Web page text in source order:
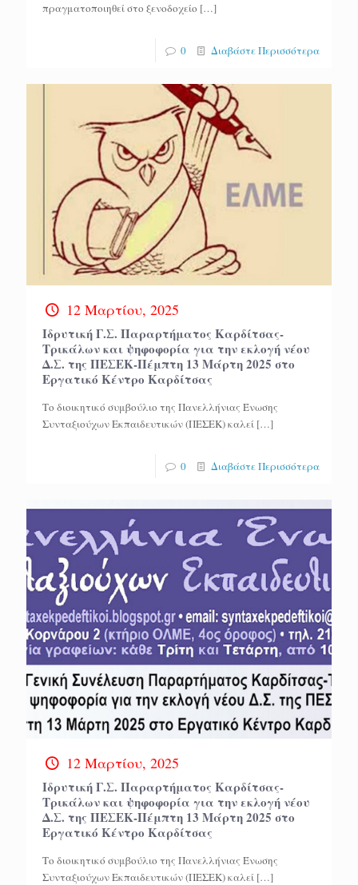
πραγματοποιηθεί στο ξενοδοχείο […]
0 Διαβάστε Περισσότερα
12 Μαρτίου, 2025
Ιδρυτική Γ.Σ. Παραρτήματος Καρδίτσας-
Τρικάλων και ψηφοφορία για την εκλογή νέου
Δ.Σ. της ΠΕΣΕΚ-Πέμπτη 13 Μάρτη 2025 στο
Εργατικό Κέντρο Καρδίτσας
Το διοικητικό συμβούλιο της Πανελλήνιας Ένωσης
Συνταξιούχων Εκπαιδευτικών (ΠΕΣΕΚ) καλεί […]
0 Διαβάστε Περισσότερα
12 Μαρτίου, 2025
Ιδρυτική Γ.Σ. Παραρτήματος Καρδίτσας-
Τρικάλων και ψηφοφορία για την εκλογή νέου
Δ.Σ. της ΠΕΣΕΚ-Πέμπτη 13 Μάρτη 2025 στο
Εργατικό Κέντρο Καρδίτσας
Το διοικητικό συμβούλιο της Πανελλήνιας Ένωσης
Συνταξιούχων Εκπαιδευτικών (ΠΕΣΕΚ) καλεί […]